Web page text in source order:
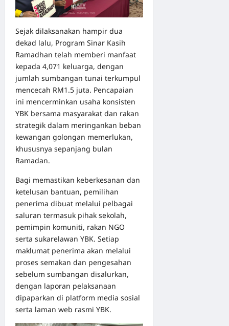
Sejak dilaksanakan hampir dua
dekad lalu, Program Sinar Kasih
Ramadhan telah memberi manfaat
kepada 4,071 keluarga, dengan
jumlah sumbangan tunai terkumpul
mencecah RM1.5 juta. Pencapaian
ini mencerminkan usaha konsisten
YBK bersama masyarakat dan rakan
strategik dalam meringankan beban
kewangan golongan memerlukan,
khususnya sepanjang bulan
Ramadan.
Bagi memastikan keberkesanan dan
ketelusan bantuan, pemilihan
penerima dibuat melalui pelbagai
saluran termasuk pihak sekolah,
pemimpin komuniti, rakan NGO
serta sukarelawan YBK. Setiap
maklumat penerima akan melalui
proses semakan dan pengesahan
sebelum sumbangan disalurkan,
dengan laporan pelaksanaan
dipaparkan di platform media sosial
serta laman web rasmi YBK.